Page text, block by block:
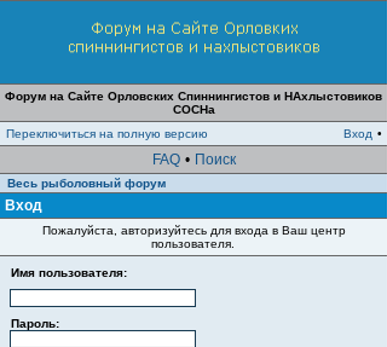
Форум на Сайте Орловских Спиннингистов и НАхлыстовиков
СОСНа
Переключиться на полную версию
Вход •
FAQ • Поиск
Весь рыболовный форум
Вход
Пожалуйста, авторизуйтесь для входа в Ваш центр
пользователя.
Имя пользователя:
Пароль: